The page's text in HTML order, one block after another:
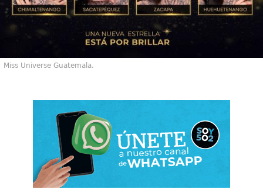
Miss Universe Guatemala.